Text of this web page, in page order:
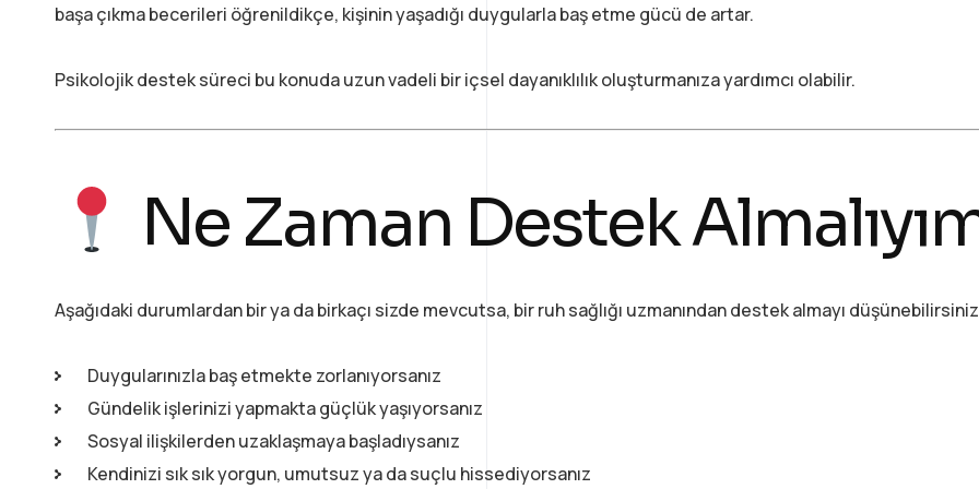
başa çıkma becerileri öğrenildikçe, kişinin yaşadığı duygularla baş etme gücü de artar.
Psikolojik destek süreci bu konuda uzun vadeli bir içsel dayanıklılık oluşturmanıza yardımcı olabilir.
Ne Zaman Destek
Aşağıdaki durumlardan bir ya da birkaçı sizde mevcutsa, bir ruh sağlığı uzmanından destek almayı
Duygularınızla baş etmekte zorlanıyorsanız
Gündelik işlerinizi yapmakta güçlük yaşıyorsanız
Sosyal ilişkilerden uzaklaşmaya başladıysanız
Kendinizi sık sık yorgun, umutsuz ya da suçlu hissediyorsanız